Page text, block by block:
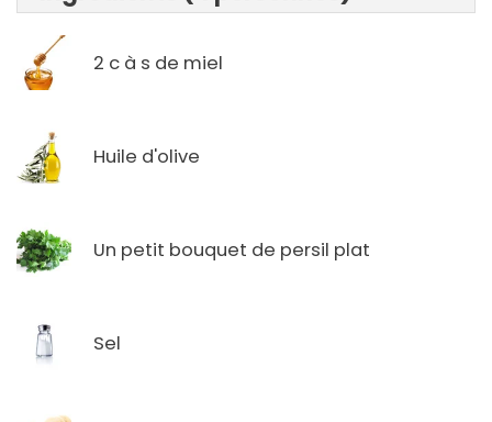
2 c à s de miel
Huile d'olive
Un petit bouquet de persil plat
Sel